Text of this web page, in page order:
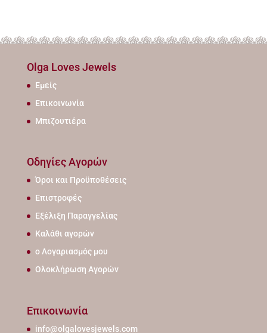
Olga Loves Jewels
Εμείς
Επικοινωνία
Μπιζουτιέρα
Οδηγίες Αγορών
Όροι και Προϋποθέσεις
Επιστροφές
Εξέλιξη Παραγγελίας
Καλάθι αγορών
ο Λογαριασμός μου
Ολοκλήρωση Αγορών
Επικοινωνία
info@olgalovesjewels.com